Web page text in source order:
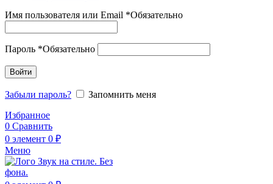
Имя пользователя или Email *Обязательно
Пароль *Обязательно
Войти
Забыли пароль?
Запомнить меня
Избранное
0 Сравнить
0 элемент 0 ₽
Меню